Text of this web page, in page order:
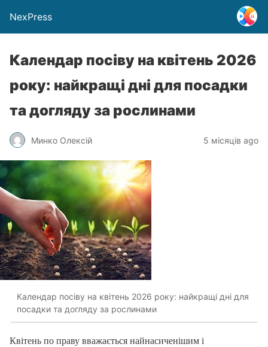
NexPress
Календар посіву на квітень 2026
року: найкращі дні для посадки
та догляду за рослинами
Минко Олексій 5 місяців ago
Календар посіву на квітень 2026 року: найкращі дні для
посадки та догляду за рослинами
Квітень по праву вважається найнасиченішим і